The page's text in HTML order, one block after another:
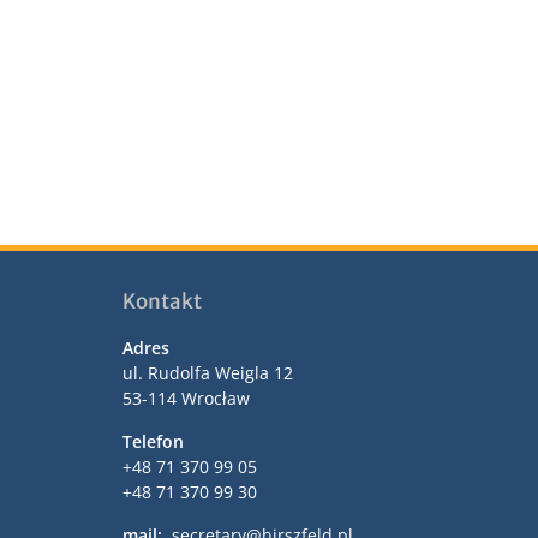
Kontakt
Adres
ul. Rudolfa Weigla 12
53-114 Wrocław
Telefon
+48 71 370 99 05
+48 71 370 99 30